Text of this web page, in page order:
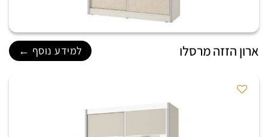
ארון הזזה מרסלו למידע נוסף ←